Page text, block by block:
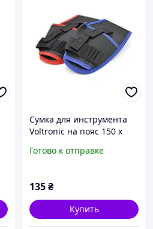
Сумка для инструмента
Voltronic на пояс 150 x
red) q
Готово к отправке
135₴
Купить